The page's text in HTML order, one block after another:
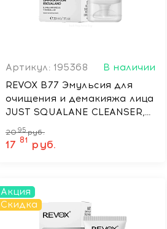
Артикул: 195368
В наличии
REVOX B77 Эмульсия для
очищения и демакияжа лица
JUST SQUALANE CLEANSER,
30 мл
2095 руб.
17 81 руб.
Акция
Скидка